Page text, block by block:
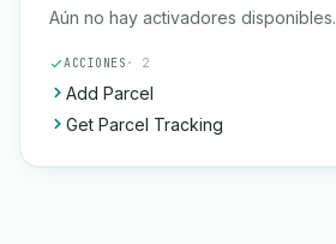
Aún no hay activadores disponibles.
ACCIONES · 2
Add Parcel
Get Parcel Tracking